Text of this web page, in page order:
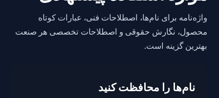
واژه‌نامه برای نام‌ها، اصطلاحات فنی، عبارات کوتاه
محصول، نگارش حقوقی و اصطلاحات تخصصی هر صنعت
بهترین گزینه است.
نام‌ها را محافظت کنید